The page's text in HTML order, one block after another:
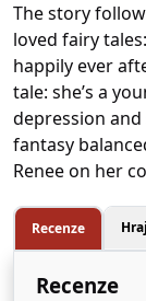
The story
loved fairy
happily ever
tale: she’s a
depression
fantasy
Renee on her
Recenze
Recenze